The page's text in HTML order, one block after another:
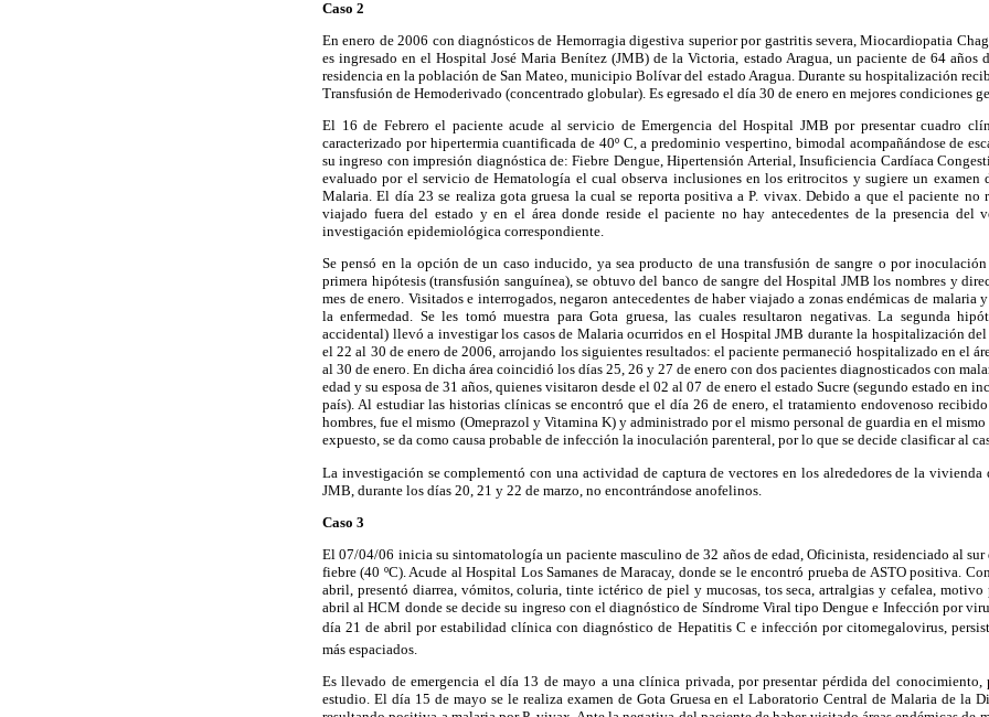
Caso 2
En enero de 2006 con diagnósticos de Hemorragia digestiva superior por gastritis severa, Miocardiopatia
es ingresado en el Hospital José Maria Benítez (JMB) de la Victoria, estado Aragua, un paciente de 64 años
residencia en la población de San Mateo, municipio Bolívar del estado Aragua. Durante su hospitalización
Transfusión de Hemoderivado (concentrado globular). Es egresado el día 30 de enero en mejores condiciones
El 16 de Febrero el paciente acude al servicio de Emergencia del Hospital JMB por presentar cuadro
caracterizado por hipertermia cuantificada de 40º C, a predominio vespertino, bimodal acompañándose de
su ingreso con impresión diagnóstica de: Fiebre Dengue, Hipertensión Arterial, Insuficiencia Cardíaca
evaluado por el servicio de Hematología el cual observa inclusiones en los eritrocitos y sugiere un examen
Malaria. El día 23 se realiza gota gruesa la cual se reporta positiva a P. vivax. Debido a que el paciente no
viajado fuera del estado y en el área donde reside el paciente no hay antecedentes de la presencia del
investigación epidemiológica correspondiente.
Se pensó en la opción de un caso inducido, ya sea producto de una transfusión de sangre o por
primera hipótesis (transfusión sanguínea), se obtuvo del banco de sangre del Hospital JMB los nombres y
mes de enero. Visitados e interrogados, negaron antecedentes de haber viajado a zonas endémicas de malaria
la enfermedad. Se les tomó muestra para Gota gruesa, las cuales resultaron negativas. La segunda
accidental) llevó a investigar los casos de Malaria ocurridos en el Hospital JMB durante la hospitalización
el 22 al 30 de enero de 2006, arrojando los siguientes resultados: el paciente permaneció hospitalizado en el
al 30 de enero. En dicha área coincidió los días 25, 26 y 27 de enero con dos pacientes diagnosticados con
edad y su esposa de 31 años, quienes visitaron desde el 02 al 07 de enero el estado Sucre (segundo estado en
país). Al estudiar las historias clínicas se encontró que el día 26 de enero, el tratamiento endovenoso
hombres, fue el mismo (Omeprazol y Vitamina K) y administrado por el mismo personal de guardia en el
expuesto, se da como causa probable de infección la inoculación parenteral, por lo que se decide clasificar al
La investigación se complementó con una actividad de captura de vectores en los alrededores de la
JMB, durante los días 20, 21 y 22 de marzo, no encontrándose anofelinos.
Caso 3
El 07/04/06 inicia su sintomatología un paciente masculino de 32 años de edad, Oficinista, residenciado al sur
fiebre (40 ºC). Acude al Hospital Los Samanes de Maracay, donde se le encontró prueba de ASTO positiva.
abril, presentó diarrea, vómitos, coluria, tinte ictérico de piel y mucosas, tos seca, artralgias y cefalea,
abril al HCM donde se decide su ingreso con el diagnóstico de Síndrome Viral tipo Dengue e Infección por
día 21 de abril por estabilidad clínica con diagnóstico de Hepatitis C e infección por citomegalovirus,
más espaciados.
Es llevado de emergencia el día 13 de mayo a una clínica privada, por presentar pérdida del conocimiento,
estudio. El día 15 de mayo se le realiza examen de Gota Gruesa en el Laboratorio Central de Malaria de la